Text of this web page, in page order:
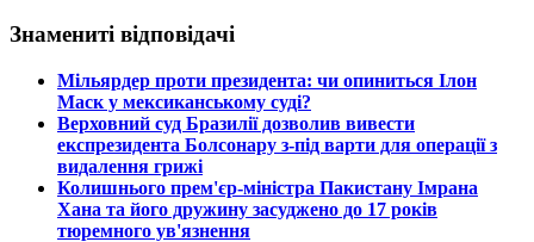
Знамениті відповідачі
​Мільярдер проти президента: чи опиниться Ілон
Маск у мексиканському суді?
​Верховний суд Бразилії дозволив вивести
експрезидента Болсонару з-під варти для операції з
видалення грижі
​Колишнього прем'єр-міністра Пакистану Імрана
Хана та його дружину засуджено до 17 років
тюремного ув'язнення